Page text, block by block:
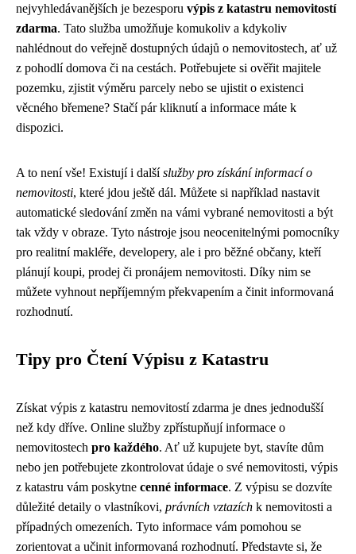
nejvyhledávanějších je bezesporu výpis z katastru nemovitostí
zdarma. Tato služba umožňuje komukoliv a kdykoliv
nahlédnout do veřejně dostupných údajů o nemovitostech, ať už
z pohodlí domova či na cestách. Potřebujete si ověřit majitele
pozemku, zjistit výměru parcely nebo se ujistit o existenci
věcného břemene? Stačí pár kliknutí a informace máte k
dispozici.
A to není vše! Existují i dalšíslužby pro získání informací o
nemovitosti, které jdou ještě dál. Můžete si například nastavit
automatické sledování změn na vámi vybrané nemovitosti a být
tak vždy v obraze. Tyto nástroje jsou neocenitelnými pomocníky
pro realitní makléře, developery, ale i pro běžné občany, kteří
plánují koupi, prodej či pronájem nemovitosti. Díky nim se
můžete vyhnout nepříjemným překvapením a činit informovaná
rozhodnutí.
Tipy pro Čtení Výpisu z Katastru
Získat výpis z katastru nemovitostí zdarma je dnes jednodušší
než kdy dříve. Online služby zpřístupňují informace o
nemovitostech pro každého. Ať už kupujete byt, stavíte dům
nebo jen potřebujete zkontrolovat údaje o své nemovitosti, výpis
z katastru vám poskytne cenné informace. Z výpisu se dozvíte
důležité detaily o vlastníkovi, právních vztazích k nemovitosti a
případných omezeních. Tyto informace vám pomohou se
zorientovat a učinit informovaná rozhodnutí. Představte si, že